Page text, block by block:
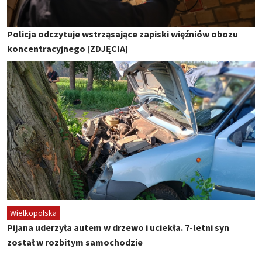
Policja odczytuje wstrząsające zapiski więźniów obozu
koncentracyjnego [ZDJĘCIA]
Wielkopolska
Pijana uderzyła autem w drzewo i uciekła. 7-letni syn
został w rozbitym samochodzie